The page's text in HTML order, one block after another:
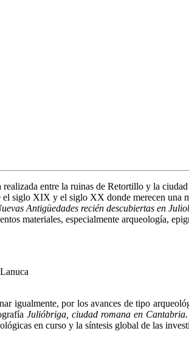
entre la ruinas de Retortillo y la
siglo XIX y el siglo XX donde merecen una
Antigüedades recién descubiertas en
materiales, especialmente arqueología,
igualmente, por los avances de tipo
Julióbriga, ciudad romana en Cantabria.
en curso y la síntesis global de las